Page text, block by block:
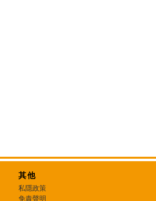
其他
私隱政策
免責聲明